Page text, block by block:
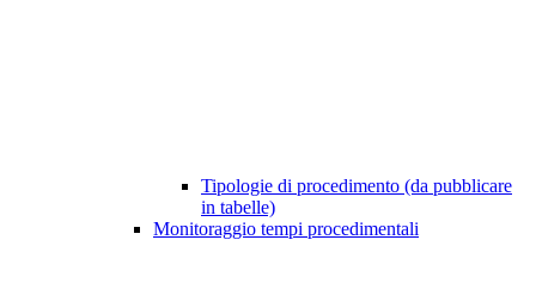
Tipologie di procedimento (da pubblicare
in tabelle)
Monitoraggio tempi procedimentali